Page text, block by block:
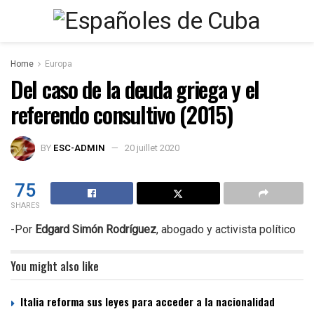
Home Europa
Del caso de la deuda griega y el
referendo consultivo (2015)
BY ESC-ADMIN 20 juillet 2020
75
SHARES
-Por Edgard Simón Rodríguez, abogado y activista político
You might also like
Italia reforma sus leyes para acceder a la nacionalidad